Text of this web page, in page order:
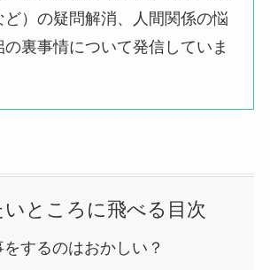
ど）の疑問解消、人間関係の悩
裏事情について発信していま
いところに飛べる目次
するのはおかしい？